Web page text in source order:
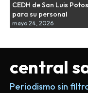
CEDH de San Luis
para su personal
mayo 24, 2026
central
Periodismo sin